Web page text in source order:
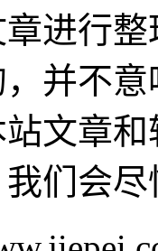
进行
并不
文章
们会